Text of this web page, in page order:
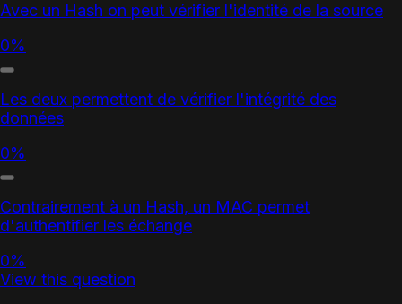
Avec un Hash on peut vérifier l'identité de la source
0%
Les deux permettent de vérifier l'intégrité des
données
0%
Contrairement à un Hash, un MAC permet
d'authentifier les échange
0%
View this question